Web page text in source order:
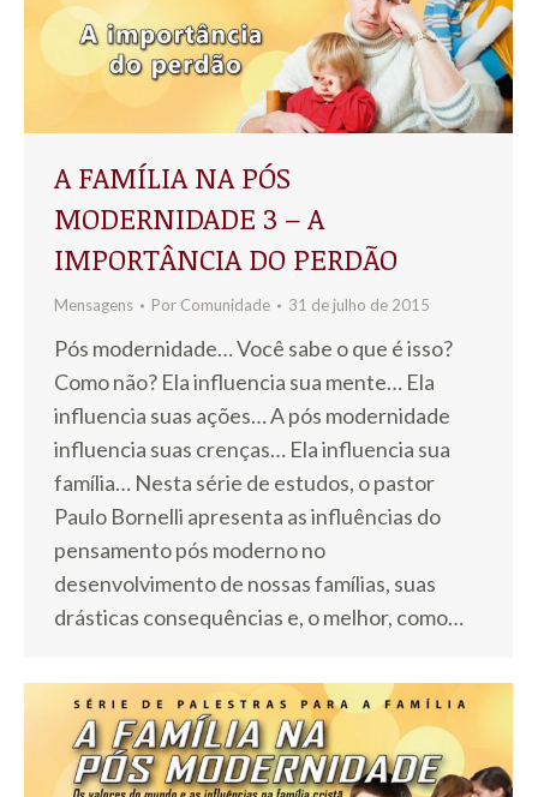
A FAMÍLIA NA PÓS
MODERNIDADE 3 – A
IMPORTÂNCIA DO PERDÃO
Mensagens Por Comunidade 31 de julho de 2015
Pós modernidade… Você sabe o que é isso?
Como não? Ela influencia sua mente… Ela
influencia suas ações… A pós modernidade
influencia suas crenças… Ela influencia sua
família… Nesta série de estudos, o pastor
Paulo Bornelli apresenta as influências do
pensamento pós moderno no
desenvolvimento de nossas famílias, suas
drásticas consequências e, o melhor, como…